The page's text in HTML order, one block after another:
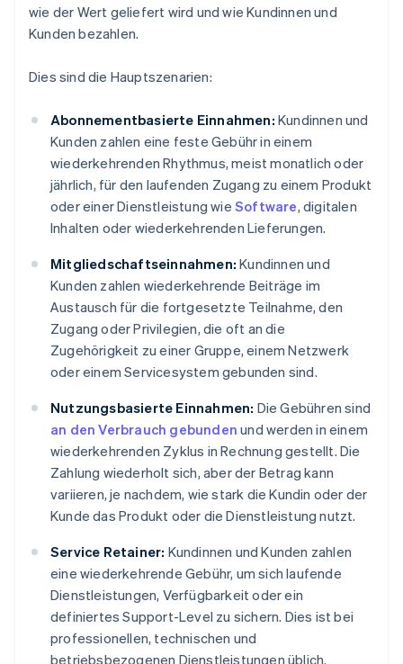
wie der Wert geliefert wird und wie Kundinnen und
Kunden bezahlen.
Dies sind die Hauptszenarien:
Abonnementbasierte Einnahmen: Kundinnen und
Kunden zahlen eine feste Gebühr in einem
wiederkehrenden Rhythmus, meist monatlich oder
jährlich, für den laufenden Zugang zu einem Produkt
oder einer Dienstleistung wie Software, digitalen
Inhalten oder wiederkehrenden Lieferungen.
Mitgliedschaftseinnahmen: Kundinnen und
Kunden zahlen wiederkehrende Beiträge im
Austausch für die fortgesetzte Teilnahme, den
Zugang oder Privilegien, die oft an die
Zugehörigkeit zu einer Gruppe, einem Netzwerk
oder einem Servicesystem gebunden sind.
Nutzungsbasierte Einnahmen: Die Gebühren sind
an den Verbrauch gebunden und werden in einem
wiederkehrenden Zyklus in Rechnung gestellt. Die
Zahlung wiederholt sich, aber der Betrag kann
variieren, je nachdem, wie stark die Kundin oder der
Kunde das Produkt oder die Dienstleistung nutzt.
Service Retainer: Kundinnen und Kunden zahlen
eine wiederkehrende Gebühr, um sich laufende
Dienstleistungen, Verfügbarkeit oder ein
definiertes Support-Level zu sichern. Dies ist bei
professionellen, technischen und
betriebsbezogenen Dienstleistungen üblich.